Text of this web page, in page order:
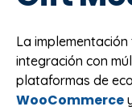
La
integración con
plataformas de
WooCommerce